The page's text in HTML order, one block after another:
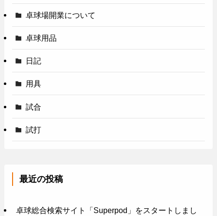
卓球場開業について
卓球用品
日記
用具
試合
試打
最近の投稿
卓球総合検索サイト「Superpod」をスタートしまし